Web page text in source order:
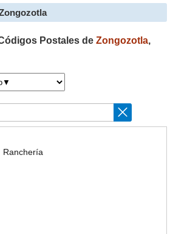
Postales de Zongozotla,
Ranchería